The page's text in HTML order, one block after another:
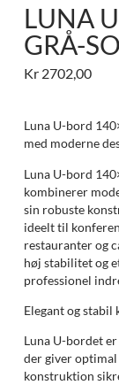
LUNA
GRÅ-
Kr2702,00
Luna U-bord
med moderne
Luna U-bord
kombinerer
sin robuste
ideelt til
restauranter og
høj stabilitet og
professionel
Elegant og
Luna U-bordet
der giver
konstruktion